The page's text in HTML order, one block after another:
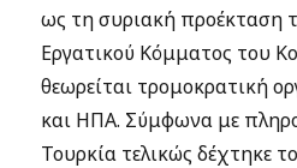
ως τη συριακή προέκταση
Εργατικού Κόμματος του
θεωρείται τρομοκρατική
και ΗΠΑ. Σύμφωνα με
Τουρκία τελικώς δέχτηκε